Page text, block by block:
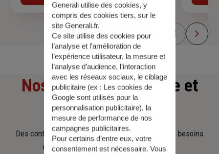
Nos offresd'assurance et
d'épargne
Des contrats clairs et flexibles pour sécuriser vos besoins
d’aujourd’hui et anticiper ceux de demain.
Generali utilise des cookies, y
compris des cookies tiers, sur le
site Generali.fr.
Ce site utilise des cookies pour
l’analyse et l'amélioration de
l’expérience utilisateur, la mesure et
l’analyse d’audience, l’interaction
avec les réseaux sociaux, le ciblage
publicitaire (ex : Les cookies de
Google sont utilisés pour la
personnalisation publicitaire), la
mesure de performance de nos
campagnes publicitaires.
Pour certains d’entre eux, votre
consentement est nécessaire. Vous